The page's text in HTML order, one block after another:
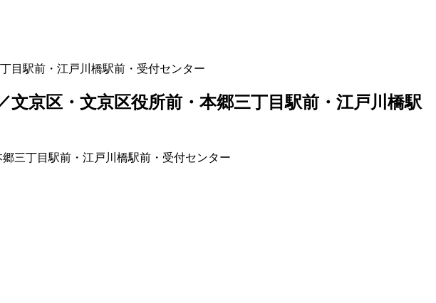
目駅前・江戸川橋駅前・受付センター
京区・文京区役所前・本郷三丁目駅前・江戸川橋駅